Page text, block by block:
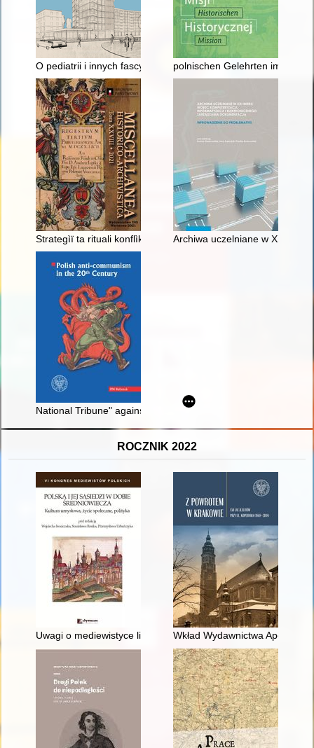
O pediatrii i innych fascynacjachpolnischen Gelehrten im
Strategìï ta rituali konflìktu - recenzja]Archiwa uczelniane w XXI
National Tribune" against communism : a contribution to
ROCZNIK 2022
Uwagi o mediewistyce literackiej w PolsceWkład Wydawnictwa